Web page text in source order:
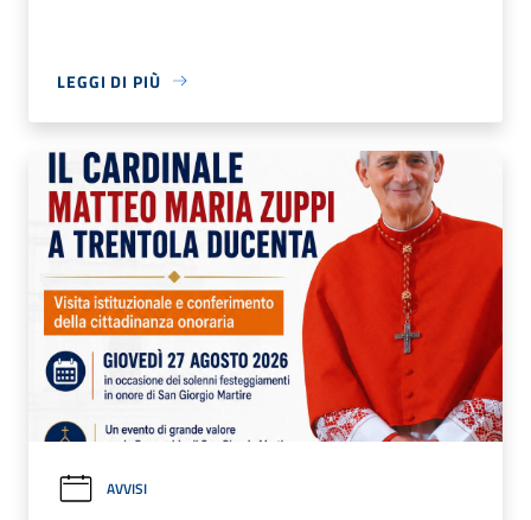
LEGGI DI PIÙ
AVVISI